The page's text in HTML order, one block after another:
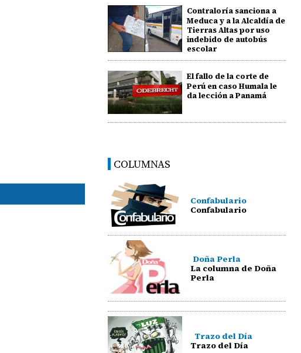
Contraloría sanciona a
Meduca y a la Alcaldía de
Tierras Altas por uso
indebido de autobús
escolar
El fallo de la corte de
Perú en caso Humala le
da lección a Panamá
COLUMNAS
Confabulario
Confabulario
Doña Perla
La columna de Doña
Perla
Trazo del Día
Trazo del Día